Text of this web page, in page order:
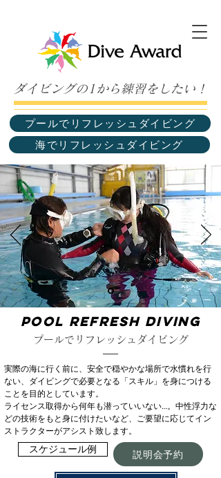
ダイビングの1から練習をしたい！
プールでリフレッシュダイビング
海でリフレッシュダイビング
POOL Refresh Diving
プールでリフレッシュダイビング
実際の海に行く前に、安全で穏やかな場所で水慣れを行
ない、ダイビングで必要となる「スキル」を身につける
ことを目的としています。
ライセンス取得から何年も潜っていいない…。中性浮力な
どの技術をもと身に付けたいなど、ご要望に応じてイン
ストラクターがアシスト致します。
スケジュール例 説明会予約